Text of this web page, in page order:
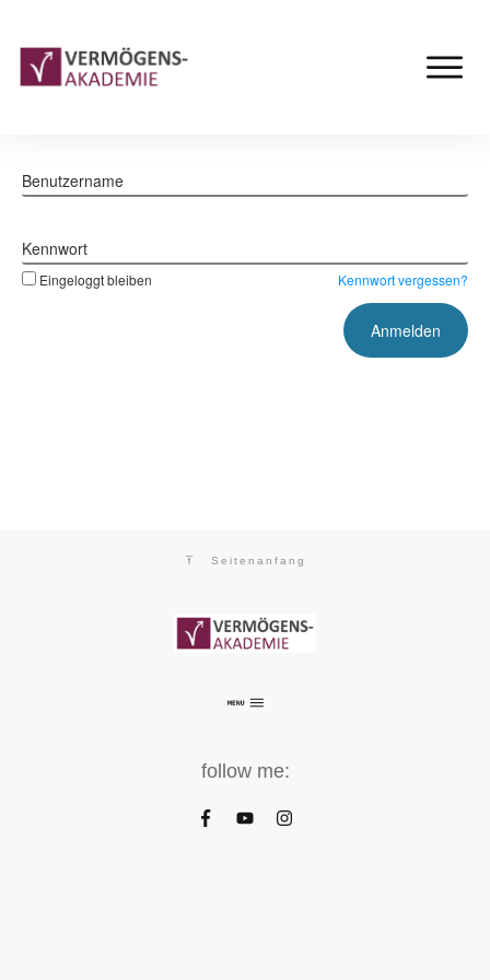
Benutzername
Kennwort
Eingeloggt bleiben Kennwort vergessen?
Seitenanfang
follow me: